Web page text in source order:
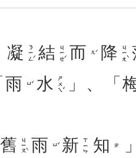
凝 ㄋㄧㄥˊ 結 ㄐㄧㄝˊ 而 ㄦˊ 降 ㄐㄧㄤˋ
雨 ㄩˇ 水 ㄕㄨㄟˇ 」、「
舊 ㄐㄧㄡˋ 雨 ㄩˇ 新 ㄒㄧㄣ 知 ㄓ